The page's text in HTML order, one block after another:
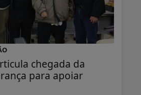
chegada da
para apoiar